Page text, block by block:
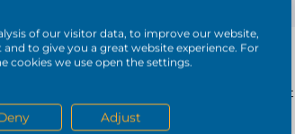
Geforce RTX 5080
of our visitor data, to improve our website,
to give you a great website experience. For
cookies we use open the settings.
Adjust